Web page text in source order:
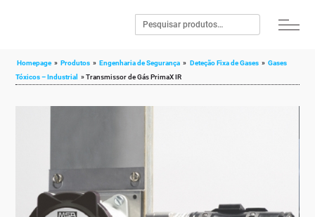
Homepage » Produtos » Engenharia de Segurança » Deteção Fixa de Gases » Gases
Tóxicos – Industrial
»Transmissor de Gás PrimaX IR